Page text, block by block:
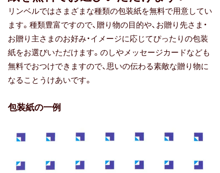
リンベルではさまざまな種類の包装紙を無料で用意してい
ます。種類豊富ですので、贈り物の目的や、お贈り先さま・
お贈り主さまのお好み・イメージに応じてぴったりの包装
紙をお選びいただけます。のしやメッセージカードなども
無料でおつけできますので、思いの伝わる素敵な贈り物に
なることうけあいです。
包装紙の一例